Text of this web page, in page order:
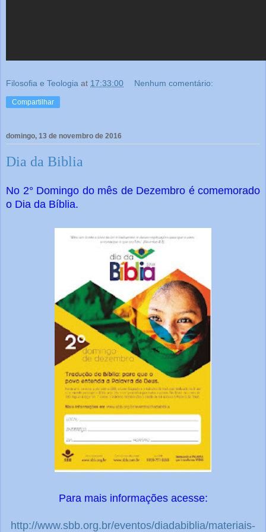
Filosofia e Teologia at 17:33:00 Nenhum comentário:
Compartilhar
domingo, 13 de novembro de 2016
Dia da Biblia
No 2° Domingo do mês de Dezembro é comemorado
o Dia da Bíblia.
Para mais informações acesse:
http://www.sbb.org.br/eventos/diadabiblia/materiais-